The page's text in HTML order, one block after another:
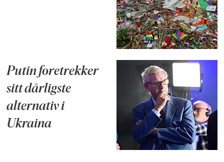
Putin foretrekker
sitt dårligste
alternativ i
Ukraina